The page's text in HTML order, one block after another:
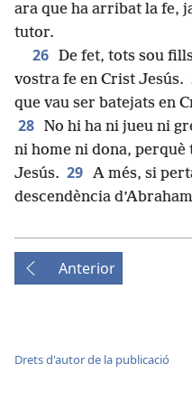
ara que ha arribat la fe,
tutor.
26 De fet, tots sou
vostra fe en Crist Jesús.
que vau ser batejats en
28 No hi ha ni jueu ni
ni home ni dona, perquè
Jesús. 29 A més, si
descendència
Anterior
Drets d'autor de la publicació